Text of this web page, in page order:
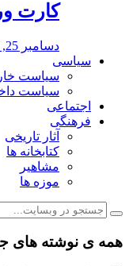
کارت
دسامبر 25, 2019
سیاسی
سیاست
سیاست
اجتماعی
فرهنگی
آثار تاریخی
کتابخانه ها
مشاهیر
موزه ها
همه ی نوشته های